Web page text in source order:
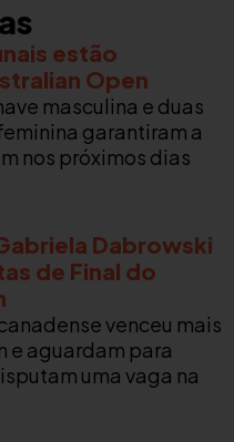
estão
Open
masculina e duas
garantiram a
nos próximos dias
Dabrowski
de Final do
venceu mais
e aguardam para
uma vaga na